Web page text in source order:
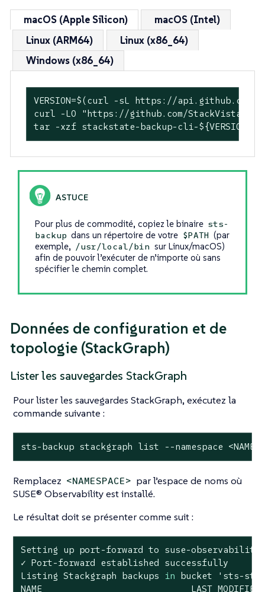
macOS (Apple Silicon)
macOS (Intel)
Linux (ARM64)
Linux (x86_64)
Windows (x86_64)
VERSION=$(curl -sL https://
curl -LO
"https://github.com/StackVista/
tar -xzf stackstate-backup-cli-${VERSION#v}
Pour plus de commodité, copiez le binaire sts-
backup dans un répertoire de votre $PATH (par
exemple, /usr/local/bin sur Linux/macOS)
afin de pouvoir l’exécuter de n’importe où sans
spécifier le chemin complet.
Données de configuration et de
topologie (StackGraph)
Lister les sauvegardes StackGraph
Pour lister les sauvegardes StackGraph, exécutez la
commande suivante :
sts-backup stackgraph list --namespace
Remplacez <NAMESPACE> par l’espace de noms où
SUSE® Observability est installé.
Le résultat doit se présenter comme suit :
Setting up port-forward to suse-
✓ Port-forward established successfully
Listing Stackgraph backups
in bucket
'sts-
NAME                            LAST